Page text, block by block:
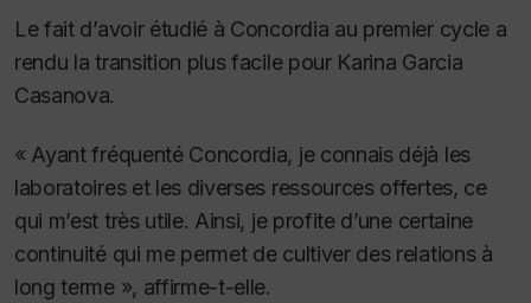
Le fait d’avoir étudié à Concordia au premier cycle a
rendu la transition plus facile pour Karina Garcia
Casanova.
« Ayant fréquenté Concordia, je connais déjà les
laboratoires et les diverses ressources offertes, ce
qui m’est très utile. Ainsi, je profite d’une certaine
continuité qui me permet de cultiver des relations à
long terme », affirme-t-elle.